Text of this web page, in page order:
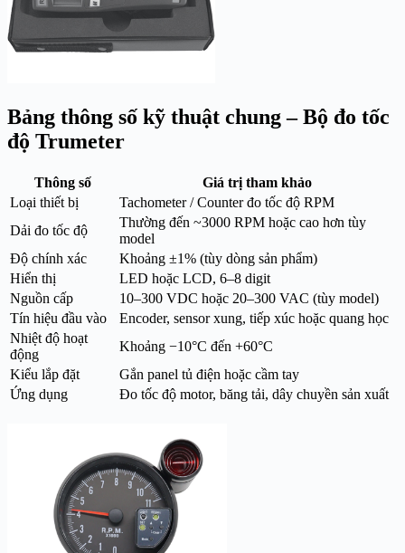
Bảng thông số kỹ thuật chung – Bộ đo tốc
độ Trumeter
Thông số
Giá trị tham khảo
Loại thiết bị
Tachometer / Counter đo tốc độ RPM
Dải đo tốc độ
Thường đến ~3000 RPM hoặc cao hơn tùy
model
Độ chính xác
Khoảng ±1% (tùy dòng sản phẩm)
Hiển thị
LED hoặc LCD, 6–8 digit
Nguồn cấp
10–300 VDC hoặc 20–300 VAC (tùy model)
Tín hiệu đầu vào
Encoder, sensor xung, tiếp xúc hoặc quang học
Nhiệt độ hoạt
động
Khoảng −10°C đến +60°C
Kiểu lắp đặt
Gắn panel tủ điện hoặc cầm tay
Ứng dụng
Đo tốc độ motor, băng tải, dây chuyền sản xuất